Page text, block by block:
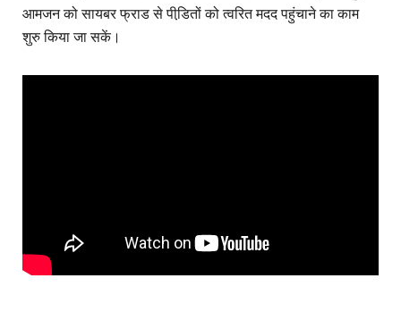
आमजन को सायबर फ्राड से पीडि़तों को त्वरित मदद पहुंचाने का काम
शुरु किया जा सकें।